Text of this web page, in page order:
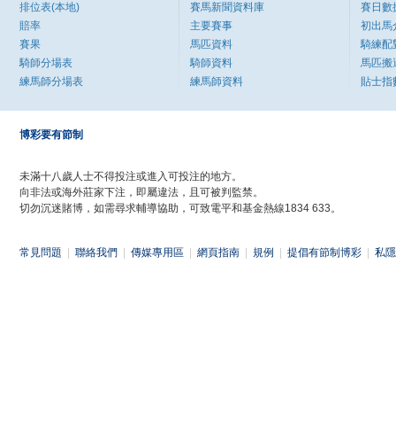
排位表(本地)
賠率
賽果
騎師分場表
練馬師分場表
賽馬新聞資料庫
主要賽事
馬匹資料
騎師資料
練馬師資料
賽日數
初出馬
騎練配
馬匹搬
貼士指
博彩要有節制
未滿十八歲人士不得投注或進入可投注的地方。
向非法或海外莊家下注，即屬違法，且可被判監禁。
切勿沉迷賭博，如需尋求輔導協助，可致電平和基金熱線1834 633。
常見問題 聯絡我們 傳媒專用區 網頁指南 規例 提倡有節制博彩 私